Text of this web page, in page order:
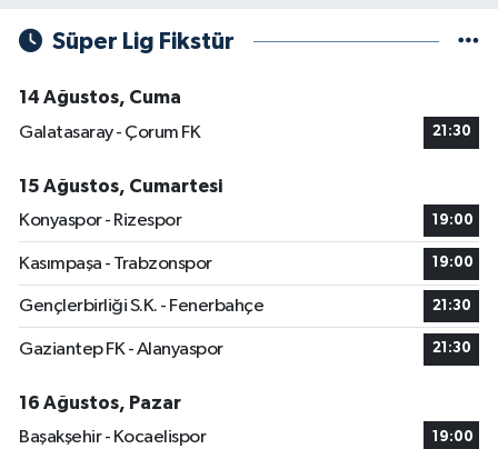
Süper Lig Fikstür
14 Ağustos, Cuma
Galatasaray - Çorum FK
21:30
15 Ağustos, Cumartesi
Konyaspor - Rizespor
19:00
Kasımpaşa - Trabzonspor 19:00
Gençlerbirliği S.K. - Fenerbahçe 21:30
Gaziantep FK - Alanyaspor 21:30
16 Ağustos, Pazar
Başakşehir - Kocaelispor
19:00